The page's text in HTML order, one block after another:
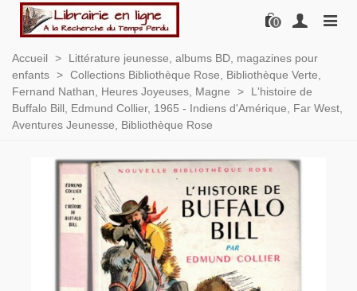
0
Accueil >
Littérature jeunesse, albums BD, magazines pour
enfants > Collections Bibliothèque Rose, Bibliothèque Verte,
Fernand Nathan, Heures Joyeuses, Magne
>
L'histoire de
Buffalo Bill, Edmund Collier, 1965 - Indiens d'Amérique, Far West,
Aventures Jeunesse, Bibliothèque Rose